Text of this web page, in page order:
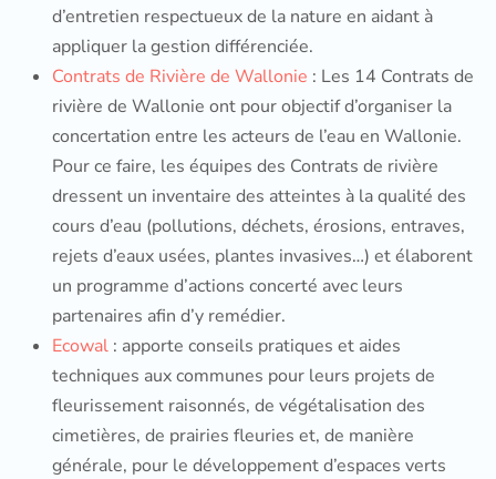
d’entretien respectueux de la nature en aidant à
appliquer la gestion différenciée.
Contrats de Rivière de Wallonie : Les 14 Contrats de
rivière de Wallonie ont pour objectif d’organiser la
concertation entre les acteurs de l’eau en Wallonie.
Pour ce faire, les équipes des Contrats de rivière
dressent un inventaire des atteintes à la qualité des
cours d’eau (pollutions, déchets, érosions, entraves,
rejets d’eaux usées, plantes invasives…) et élaborent
un programme d’actions concerté avec leurs
partenaires afin d’y remédier.
Ecowal : apporte conseils pratiques et aides
techniques aux communes pour leurs projets de
fleurissement raisonnés, de végétalisation des
cimetières, de prairies fleuries et, de manière
générale, pour le développement d’espaces verts